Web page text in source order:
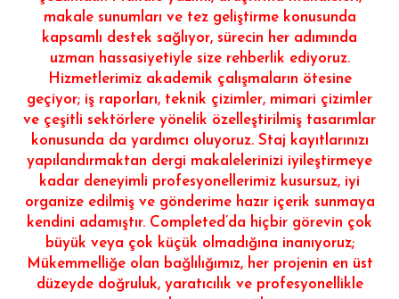
makale sunumları ve tez geliştirme konusunda
kapsamlı destek sağlıyor, sürecin her adımında
uzman hassasiyetiyle size rehberlik ediyoruz.
Hizmetlerimiz akademik çalışmaların ötesine
geçiyor; iş raporları, teknik çizimler, mimari çizimler
ve çeşitli sektörlere yönelik özelleştirilmiş tasarımlar
konusunda da yardımcı oluyoruz. Staj kayıtlarınızı
yapılandırmaktan dergi makalelerinizi iyileştirmeye
kadar deneyimli profesyonellerimiz kusursuz, iyi
organize edilmiş ve gönderime hazır içerik sunmaya
kendini adamıştır. Completed’da hiçbir görevin çok
büyük veya çok küçük olmadığına inanıyoruz;
Mükemmelliğe olan bağlılığımız, her projenin en üst
düzeyde doğruluk, yaratıcılık ve profesyonellikle